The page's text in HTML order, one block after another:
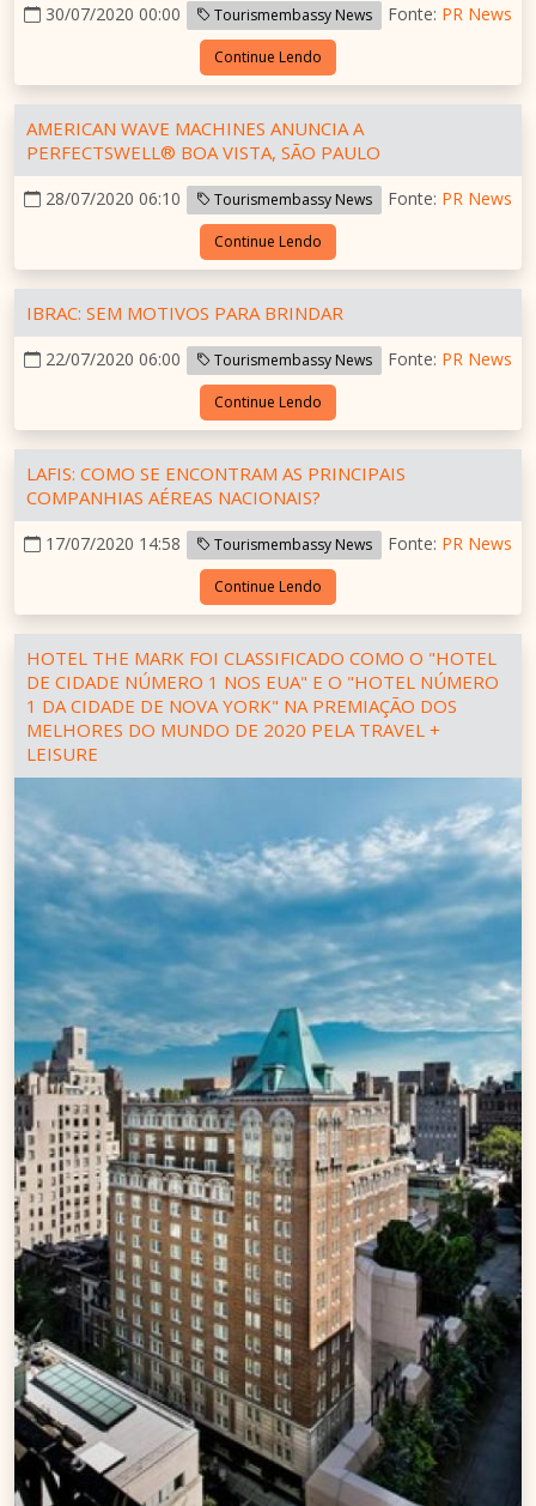
30/07/2020 00:00 Tourismembassy News Fonte: PR News
Continue Lendo
AMERICAN WAVE MACHINES ANUNCIA A
PERFECTSWELL® BOA VISTA, SÃO PAULO
28/07/2020 06:10 Tourismembassy News Fonte: PR News
Continue Lendo
IBRAC: SEM MOTIVOS PARA BRINDAR
22/07/2020 06:00 Tourismembassy News Fonte: PR News
Continue Lendo
LAFIS: COMO SE ENCONTRAM AS PRINCIPAIS
COMPANHIAS AÉREAS NACIONAIS?
17/07/2020 14:58 Tourismembassy News Fonte: PR News
Continue Lendo
HOTEL THE MARK FOI CLASSIFICADO COMO O "HOTEL
DE CIDADE NÚMERO 1 NOS EUA" E O "HOTEL NÚMERO
1 DA CIDADE DE NOVA YORK" NA PREMIAÇÃO DOS
MELHORES DO MUNDO DE 2020 PELA TRAVEL +
LEISURE